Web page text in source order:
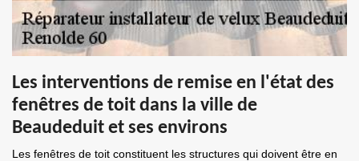
Les interventions de remise en l'état des
fenêtres de toit dans la ville de
Beaudeduit et ses environs
Les fenêtres de toit constituent les structures qui doivent être en